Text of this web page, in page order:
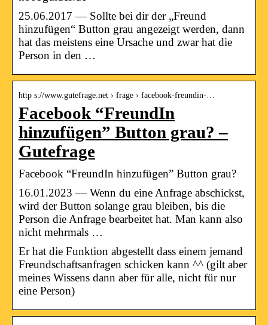
25.06.2017 — Sollte bei dir der „Freund
hinzufügen“ Button grau angezeigt werden, dann
hat das meistens eine Ursache und zwar hat die
Person in den …
http s://www.gutefrage.net › frage › facebook-freundin-…
Facebook “FreundIn
hinzufügen” Button grau? –
Gutefrage
Facebook “FreundIn hinzufügen” Button grau?
16.01.2023 — Wenn du eine Anfrage abschickst,
wird der Button solange grau bleiben, bis die
Person die Anfrage bearbeitet hat. Man kann also
nicht mehrmals …
Er hat die Funktion abgestellt dass einem jemand
Freundschaftsanfragen schicken kann ^^ (gilt aber
meines Wissens dann aber für alle, nicht für nur
eine Person)